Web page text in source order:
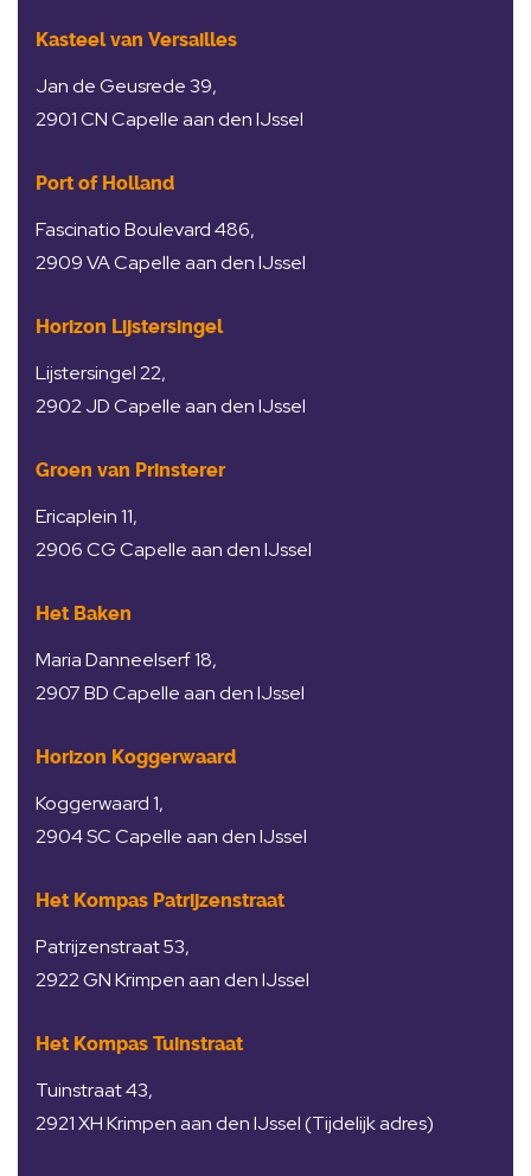
Kasteel van Versailles
Jan de Geusrede 39,
2901 CN Capelle aan den IJssel
Port of Holland
Fascinatio Boulevard 486,
2909 VA Capelle aan den IJssel
Horizon Lijstersingel
Lijstersingel 22,
2902 JD Capelle aan den IJssel
Groen van Prinsterer
Ericaplein 11,
2906 CG Capelle aan den IJssel
Het Baken
Maria Danneelserf 18,
2907 BD Capelle aan den IJssel
Horizon Koggerwaard
Koggerwaard 1,
2904 SC Capelle aan den IJssel
Het Kompas Patrijzenstraat
Patrijzenstraat 53,
2922 GN Krimpen aan den IJssel
Het Kompas Tuinstraat
Tuinstraat 43,
2921 XH Krimpen aan den IJssel (Tijdelijk adres)